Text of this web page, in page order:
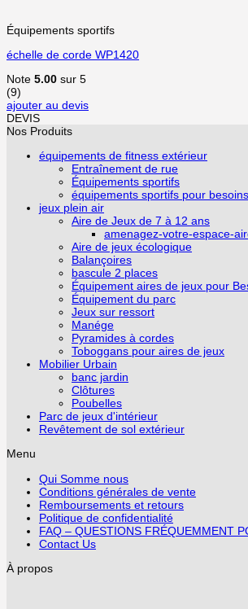
Équipements sportifs
échelle de corde WP1420
Note 5.00 sur 5
(9)
ajouter au devis
DEVIS
Nos Produits
équipements de fitness extérieur
Entraînement de rue
Équipements sportifs
équipements sportifs pour
jeux plein air
Aire de Jeux de 7 à 12 ans
amenagez-votre-espace-
Aire de jeux écologique
Balançoires
bascule 2 places
Équipement aires de jeux pour
Équipement du parc
Jeux sur ressort
Manége
Pyramides à cordes
Toboggans pour aires de jeux
Mobilier Urbain
banc jardin
Clôtures
Poubelles
Parc de jeux d'intérieur
Revêtement de sol extérieur
Menu
Qui Somme nous
Conditions générales de vente
Remboursements et retours
Politique de confidentialité
FAQ – QUESTIONS FRÉQUEMMENT
Contact Us
À propos